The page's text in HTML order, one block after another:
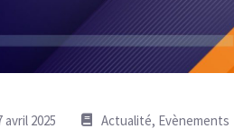
avril 2025 Actualité, Evènements